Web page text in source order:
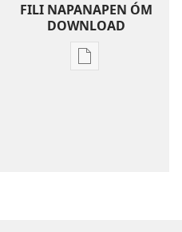
FILI NAPANAPEN ÓM
DOWNLOAD
Fili